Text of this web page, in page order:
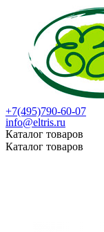
+7(495)790-60-07
info@eltris.ru
Каталог товаров
Каталог товаров